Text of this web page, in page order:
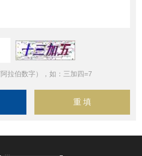
拉伯数字），如：三加四=7